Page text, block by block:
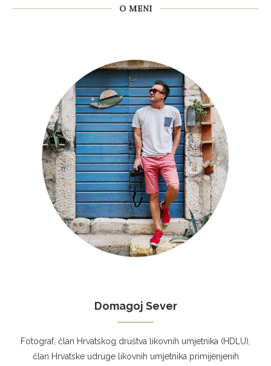
O MENI
Domagoj Sever
Fotograf, član Hrvatskog društva likovnih umjetnika (HDLU),
član Hrvatske udruge likovnih umjetnika primijenjenih